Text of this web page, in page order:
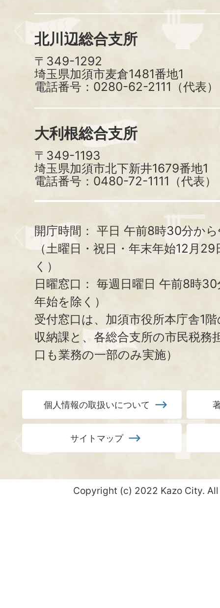
北川辺総合支所
〒349-1292
埼玉県加須市麦倉1481番地1
電話番号：0280-62-2111（代表）
大利根総合支所
〒349-1193
埼玉県加須市北下新井1679番地1
電話番号：0480-72-1111（代表）
開庁時間： 平日 午前8時30分か
（土曜日・祝日・年末年始12月
く）
日曜窓口： 毎週日曜日 午前8時
年始を除く）
受付窓口は、加須市役所本庁舎1
収納課と、 各総合支所の市民税務
口も業務の一部のみ実施）
個人情報の取扱いについて
サイトマップ
Copyright (c) 2022 Kazo City.